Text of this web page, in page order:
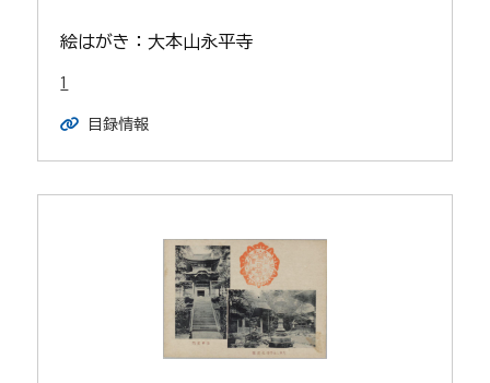
絵はがき：大本山永平寺
1
目録情報